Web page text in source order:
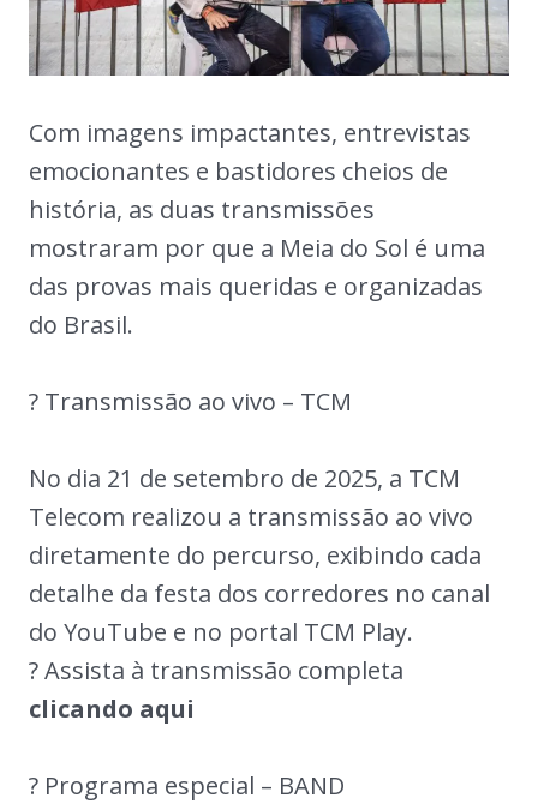
Com imagens impactantes, entrevistas
emocionantes e bastidores cheios de
história, as duas transmissões
mostraram por que a Meia do Sol é uma
das provas mais queridas e organizadas
do Brasil.
? Transmissão ao vivo – TCM
No dia 21 de setembro de 2025, a TCM
Telecom realizou a transmissão ao vivo
diretamente do percurso, exibindo cada
detalhe da festa dos corredores no canal
do YouTube e no portal TCM Play.
? Assista à transmissão completa
clicando aqui
? Programa especial – BAND